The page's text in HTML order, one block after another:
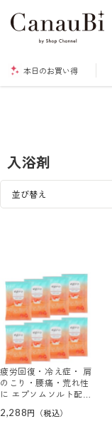
本日のお買い得
入浴剤
疲労回復・冷え症・ 肩
のこり・腰痛・荒れ性
に エプソムソルト配合
薬用入浴剤エプロＡ３
2,288